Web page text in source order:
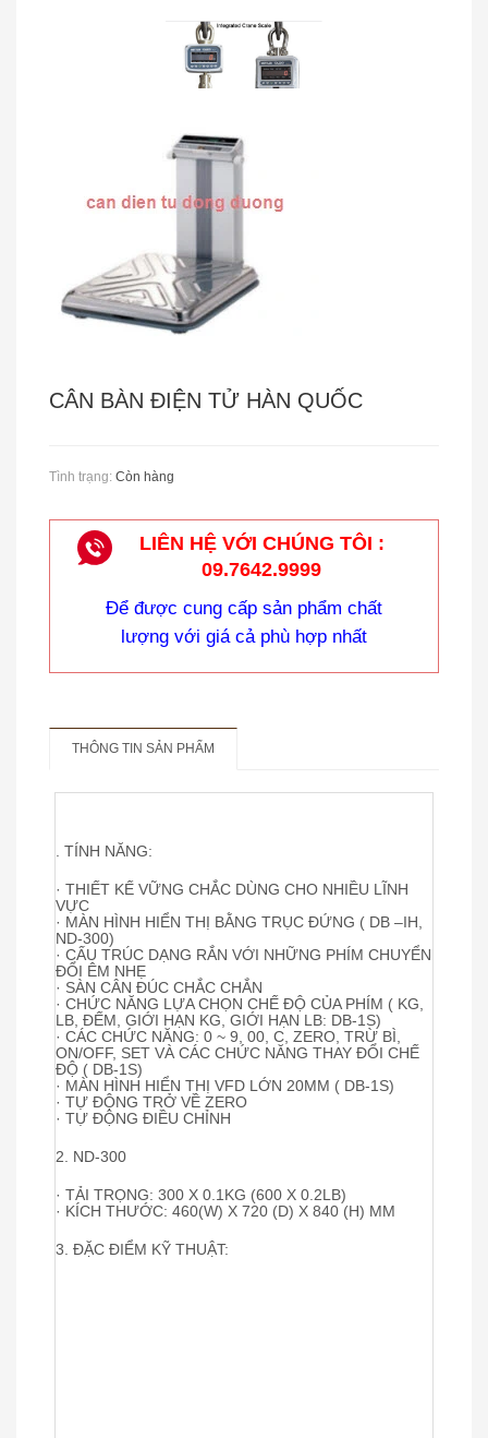
Cân Treo Điện Tử OCS
CÂN TREO ĐIỆN TỬ HÀN QUỐC
CÂN BÀN ĐIỆN TỬ HÀN QUỐC
Tình trạng: Còn hàng
LIÊN HỆ VỚI CHÚNG TÔI :
09.7642.9999
Để được cung cấp sản phẩm chất
lượng với giá cả phù hợp nhất
THÔNG TIN SẢN PHẨM
. TÍNH NĂNG:
· THIẾT KẾ VỮNG CHẮC DÙNG CHO NHIỀU LĨNH
VỰC
· MÀN HÌNH HIỂN THỊ BẰNG TRỤC ĐỨNG ( DB –IH,
ND-300)
· CẤU TRÚC DẠNG RẮN VỚI NHỮNG PHÍM CHUYỂN
ĐỔI ÊM NHẸ
· SÀN CÂN ĐÚC CHẮC CHẮN
· CHỨC NĂNG LỰA CHỌN CHẾ ĐỘ CỦA PHÍM ( KG,
LB, ĐẾM, GIỚI HẠN KG, GIỚI HẠN LB: DB-1S)
· CÁC CHỨC NĂNG: 0 ~ 9, 00, C, ZERO, TRỪ BÌ,
ON/OFF, SET VÀ CÁC CHỨC NĂNG THAY ĐỔI CHẾ
ĐỘ ( DB-1S)
· MÀN HÌNH HIỂN THỊ VFD LỚN 20MM ( DB-1S)
· TỰ ĐỘNG TRỞ VỀ ZERO
· TỰ ĐỘNG ĐIỀU CHỈNH
2. ND-300
· TẢI TRỌNG: 300 X 0.1KG (600 X 0.2LB)
· KÍCH THƯỚC: 460(W) X 720 (D) X 840 (H) MM
3. ĐẶC ĐIỂM KỸ THUẬT: